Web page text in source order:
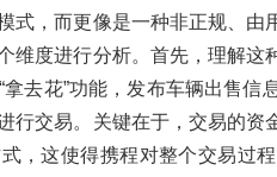
式，而更像是一种非正规、
维度进行分析。首先，理解
去花”功能，发布车辆出售
行交易。关键在于，交易的
，这使得携程对整个交易过